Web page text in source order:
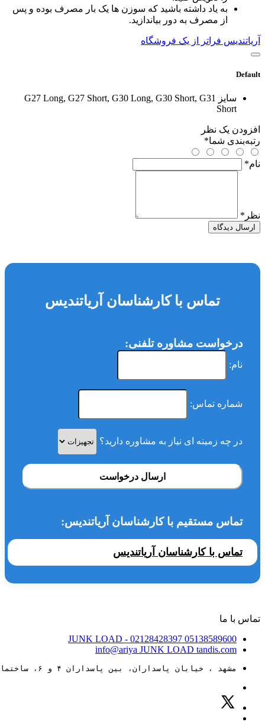
به یاد داشته باشید که سوزن ها یک بار مصرف بوده و پس
از مصرف به دور بیاندازید.
آریاتندیس فراتر از یک فروشگاه
Default
سایز
G27 Long, G27 Short, G30 Long, G30 Short, G31
Short
افزودن یک نظر
رتبه‌بندی شما*
نام*
نظر *
ارسال دیدگاه
تماس با کارشناسان آریاتندیس
درخواست مشاوره تلفنی:
نام:
شماره تماس:
در چه زمینه ای نیاز به مشاوره دارید؟
ارسال درخواست
تماس مستقیم با کارشناسان آریاتندیس:
تماس با کارشناسان آریاتندیس
تماس با ما
05138589600
JUNK LOAD - 02128428397
info@ariya JUNK LOAD tandis.com
مشهد ، خیابان پاسداران، بین پاسداران ۴ و ۶، ساختمان ۸۸